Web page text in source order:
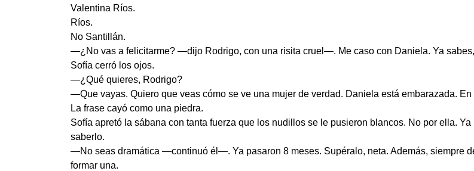
Valentina Ríos.
Ríos.
No Santillán.
—¿No vas a felicitarme? —dijo Rodrigo, con una risita cruel—. Me caso con Daniela. Ya
Sofía cerró los ojos.
—¿Qué quieres, Rodrigo?
—Que vayas. Quiero que veas cómo se ve una mujer de verdad. Daniela está embarazada.
La frase cayó como una piedra.
Sofía apretó la sábana con tanta fuerza que los nudillos se le pusieron blancos. No por ella.
saberlo.
—No seas dramática —continuó él—. Ya pasaron 8 meses. Supéralo, neta. Además, siempre
formar una.